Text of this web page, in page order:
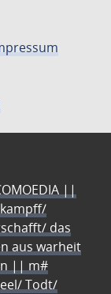
||
das
aus warheit
|| m#
Todt/